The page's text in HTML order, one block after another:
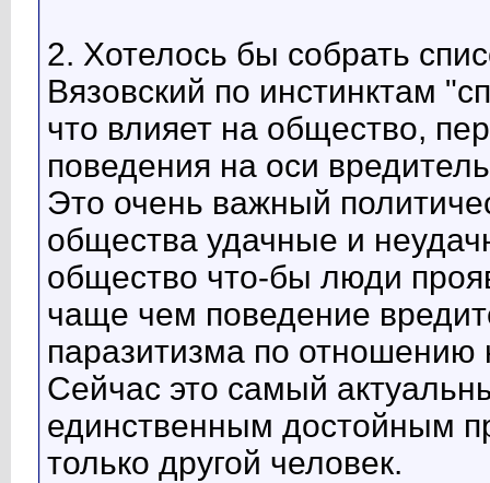
2. Хотелось бы собрать
Вязовский по инстинктам
что влияет на общество,
поведения на оси
Это очень важный
общества удачные и
общество что-бы люди
чаще чем поведение
паразитизма по отношению
Сейчас это самый
единственным достойным
только другой человек.